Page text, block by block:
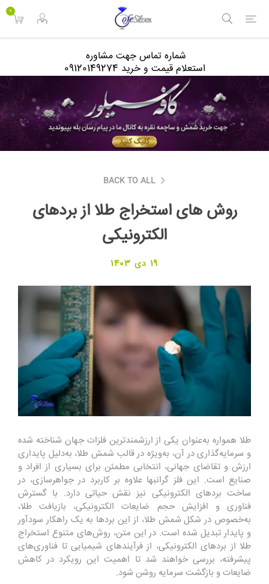
0
شماره تماس جهت مشاوره
استعلام قیمت و خرید 09120149274
BACK TO ALL
روش های استخراج طلا از برد‌های
الکترونیکی
19 دی 1403
طلا همواره به‌عنوان یکی از ارزشمندترین فلزات جهان شناخته شده
و سرمایه‌گذاری در آن، به‌ویژه در قالب شمش طلا، به‌دلیل پایداری
ارزش و تقاضای جهانی، انتخابی مطمئن برای بسیاری از افراد و
صنایع است. این فلز گرانبها علاوه بر کاربرد در جواهرسازی، در
ساخت بردهای الکترونیکی نیز نقش حیاتی دارد. با گسترش
فناوری و افزایش حجم ضایعات الکترونیکی، بازیافت طلا،
به‌خصوص در شکل شمش طلا، از این بردها به یک راهکار سودآور
و پایدار تبدیل شده است. در این متن، روش‌های متنوع استخراج
طلا از بردهای الکترونیکی، از فرآیندهای شیمیایی تا فناوری‌های
پیشرفته، بررسی خواهند شد تا اهمیت این رویکرد در کاهش
ضایعات و بازگشت سرمایه روشن شود.